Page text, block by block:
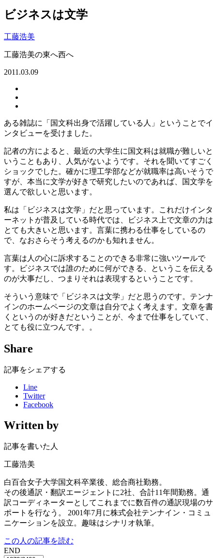
ビジネスは文学
工藤浩美
工藤浩美の東へ西へ
2011.03.09
ある雑誌に「国文科出身で活躍している人」ということでイ
ンタビューを受けました。
記者の方によると、最近の大学生に国文科は就職が難しいと
いうこともあり、人気がないようです。それを聞いてすごく
ショックでした。確かに理工学部などが就職率は高いそうで
すが、本当に文学が好きで研究したいのであれば、国文学を
選んで欲しいと思います。
私は「ビジネスは文学」だと思っています。これだけインタ
ーネットが普及している時代では、ビジネス上で文章の力は
とても大きいと思います。言葉に携わる仕事をしているの
で、なおさらそう考えるのかも知れません。
言葉は人の心に訴求することのできる非常に強いツールで
す。ビジネスでは誰のために何ができる、というこを伝える
のが大事だし、つまりそれは表現するということです。
そういう意味で「ビジネスは文学」だと思うのです。テンナ
インのホームページの文章は自分でよく考えます。文章を書
くというのが好きだということが、今まで仕事をしていて、
とても役に立つんです。。
Share
記事をシェアする
Line
Twitter
Facebook
Written by
記事を書いた人
工藤浩美
白百合女子大学国文科卒業後、総合商社勤務。
その後通訳・翻訳エージェントに2社、合計11年間勤務。通
訳コーディネーターとしてこれまでに数百件の通訳現場のサ
ポートを行なう。 2001年7月に株式会社テンナイン・コミュ
ニケーションを設立。趣味はシナリオ執筆。
この人の記事を読む
END